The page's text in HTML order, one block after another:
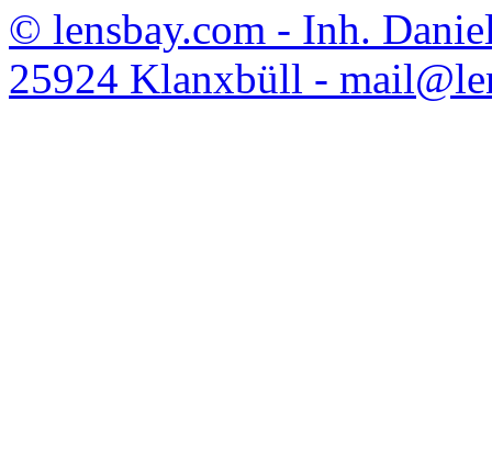
© lensbay.com - Inh.
25924 Klanxbüll -